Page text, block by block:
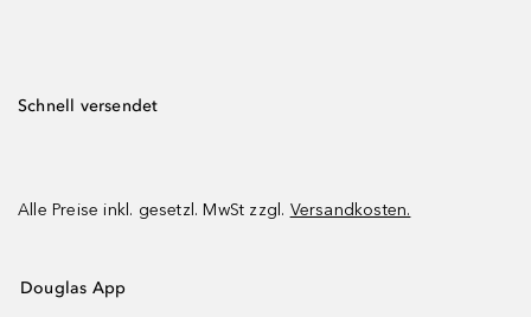
Schnell versendet
Alle Preise inkl. gesetzl. MwSt zzgl. Versandkosten.
Douglas App